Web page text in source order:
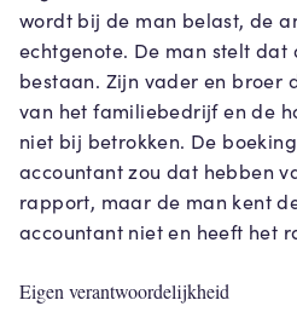
wordt bij de man belast, de
echtgenote. De man stelt dat
bestaan. Zijn vader en broer
van het familiebedrijf en de
niet bij betrokken. De
accountant zou dat hebben
rapport, maar de man kent
accountant niet en heeft het
Eigen verantwoordelijkheid